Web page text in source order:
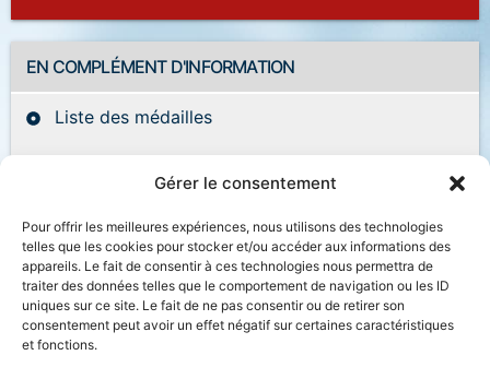
Gérer le consentement
Pour offrir les meilleures expériences, nous utilisons des technologies
telles que les cookies pour stocker et/ou accéder aux informations des
appareils. Le fait de consentir à ces technologies nous permettra de
traiter des données telles que le comportement de navigation ou les ID
uniques sur ce site. Le fait de ne pas consentir ou de retirer son
consentement peut avoir un effet négatif sur certaines caractéristiques
et fonctions.
EN COMPLÉMENT D'INFORMATION
Liste des médailles
Accessibilité Plan du site Salle de presse
Nous joindre